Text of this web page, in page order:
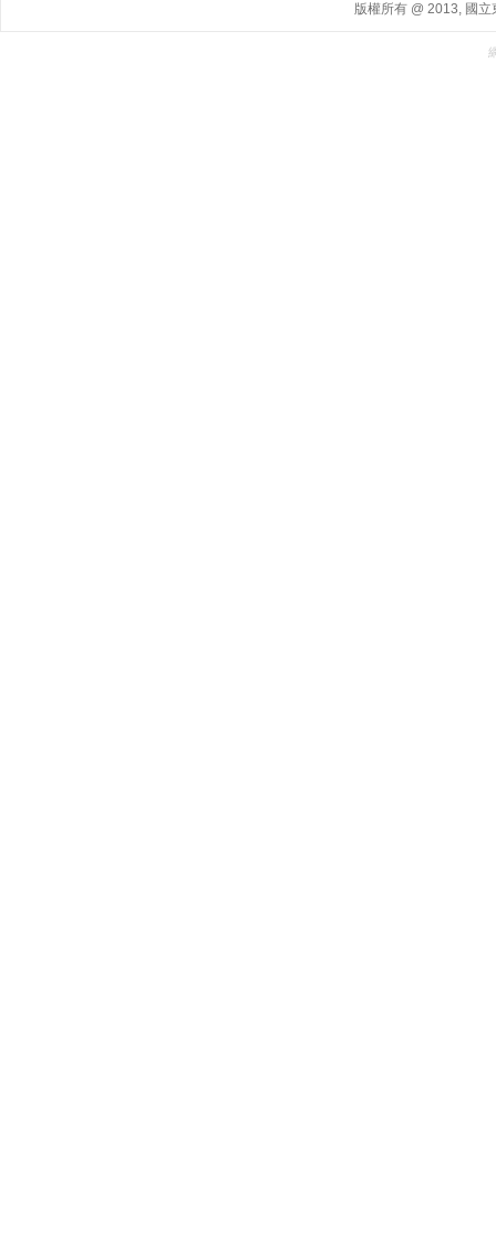
版權所有 @ 2013, 國